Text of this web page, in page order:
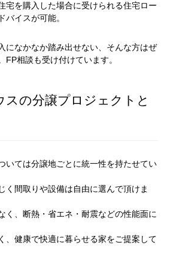
宅を購入した場合に受けられる住宅ロー
バイスが可能。
になかなか踏み出せない、そんな方はぜ
FP相談も受け付けています。
スの分譲プロジェクトと
いては分譲地ごとに統一性を持たせてい
く間取りや設備は自由に選んで頂けま
く、断熱・省エネ・耐震などの性能面に
、健康で快適に暮らせる家をご提案して